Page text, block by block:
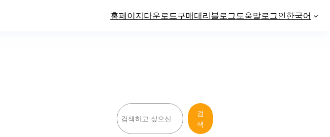
홈페이지다운로드구매대리블로그 도움말로그인한국어
검
색
검
색